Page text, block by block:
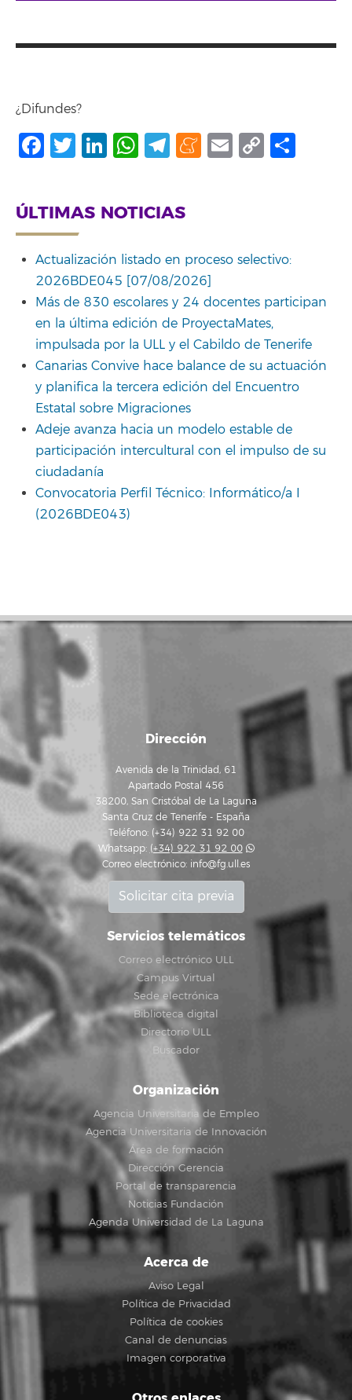
¿Difundes?
Facebook
Twitter
LinkedIn
WhatsApp
Telegram
Meneame
Email
Copy
ÚLTIMAS NOTICIAS
Actualización listado en proceso selectivo:
2026BDE045 [07/08/2026]
Más de 830 escolares y 24 docentes participan
en la última edición de ProyectaMates,
impulsada por la ULL y el Cabildo de Tenerife
Canarias Convive hace balance de su actuación
y planifica la tercera edición del Encuentro
Estatal sobre Migraciones
Adeje avanza hacia un modelo estable de
participación intercultural con el impulso de su
ciudadanía
Convocatoria Perfil Técnico: Informático/a I
(2026BDE043)
Dirección
Avenida de la Trinidad, 61
Apartado Postal 456
38200, San Cristóbal de La Laguna
Santa Cruz de Tenerife - España
Teléfono: (+34) 922 31 92 00
Whatsapp: (+34) 922 31 92 00
Correo electrónico: info@fg.ull.es
Solicitar cita previa
Servicios telemáticos
Correo electrónico ULL
Campus Virtual
Sede electrónica
Biblioteca digital
Directorio ULL
Buscador
Organización
Agencia Universitaria de Empleo
Agencia Universitaria de Innovación
Área de formación
Dirección Gerencia
Portal de transparencia
Noticias Fundación
Agenda Universidad de La Laguna
Acerca de
Aviso Legal
Política de Privacidad
Política de cookies
Canal de denuncias
Imagen corporativa